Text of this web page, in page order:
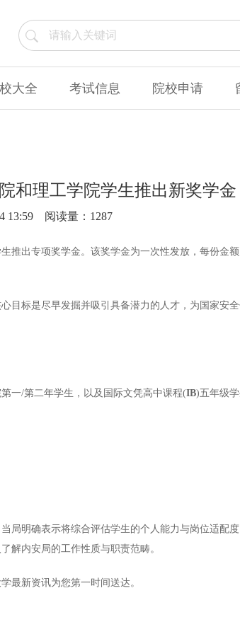
大全 考试信息 院校申请
和理工学院学生推出新奖学金
13:59 阅读量：1287
推出专项奖学金。该奖学金为一次性发放，每份金额
目标是尽早发掘并吸引具备潜力的人才，为国家安
一/第二年学生，以及国际文凭高中课程(IB)五年级学
局明确表示将综合评估学生的个人能力与岗位适配
解内安局的工作性质与职责范畴。
最新资讯为您第一时间送达。